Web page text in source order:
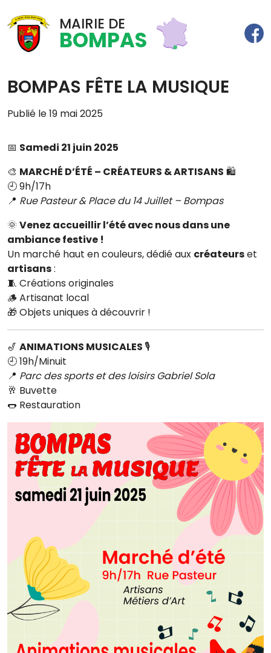
MAIRIE DE
BOMPAS
BOMPAS FÊTE LA MUSIQUE
Publié le 19 mai 2025
📅 Samedi 21 juin 2025
🎨 MARCHÉ D’ÉTÉ – CRÉATEURS & ARTISANS 🛍️
🕘 9h/17h
📍 Rue Pasteur & Place du 14 Juillet – Bompas
🌞 Venez accueillir l’été avec nous dans une
ambiance festive !
Un marché haut en couleurs, dédié aux créateurset
artisans:
🧵 Créations originales
🪵 Artisanat local
🎁 Objets uniques à découvrir !
🎷 ANIMATIONS MUSICALES🎙️
🕘 19h/Minuit
📍 Parc des sports et des loisirs Gabriel Sola
🥂 Buvette
🌭 Restauration